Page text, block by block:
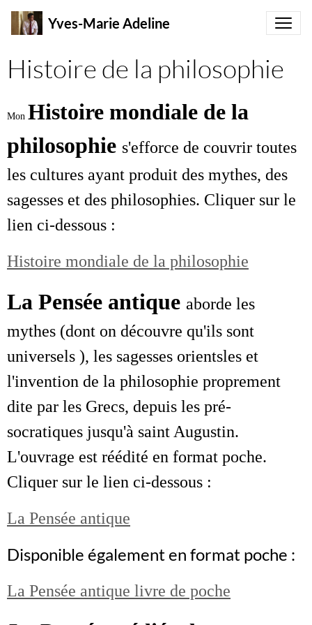
Yves-Marie Adeline
Histoire de la philosophie
Mon Histoire mondiale de la
philosophie s'efforce de couvrir toutes
les cultures ayant produit des mythes, des
sagesses et des philosophies. Cliquer sur le
lien ci-dessous :
Histoire mondiale de la philosophie
La Pensée antique aborde les
mythes (dont on découvre qu'ils sont
universels ), les sagesses orientsles et
l'invention de la philosophie proprement
dite par les Grecs, depuis les pré-
socratiques jusqu'à saint Augustin.
L'ouvrage est réédité en format poche.
Cliquer sur le lien ci-dessous :
La Pensée antique
Disponible également en format poche :
La Pensée antique livre de poche